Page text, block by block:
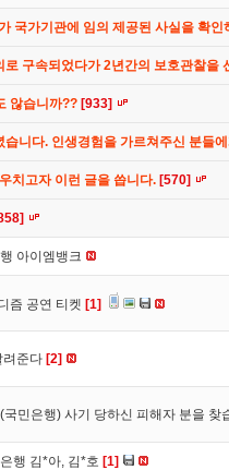
국가기관에 임의 제공된 사실을 확인
구속되었다가 2년간의 보호관찰을
않습니까?? [933]
니다. 인생경험을 가르쳐주신 분들
치고자 이런 글을 씁니다. [570]
아이엠뱅크
즘 공연 티켓 [1]
려준다 [2]
국민은행) 사기 당하신 피해자 분을 찾
행 김*아, 김*호 [1]